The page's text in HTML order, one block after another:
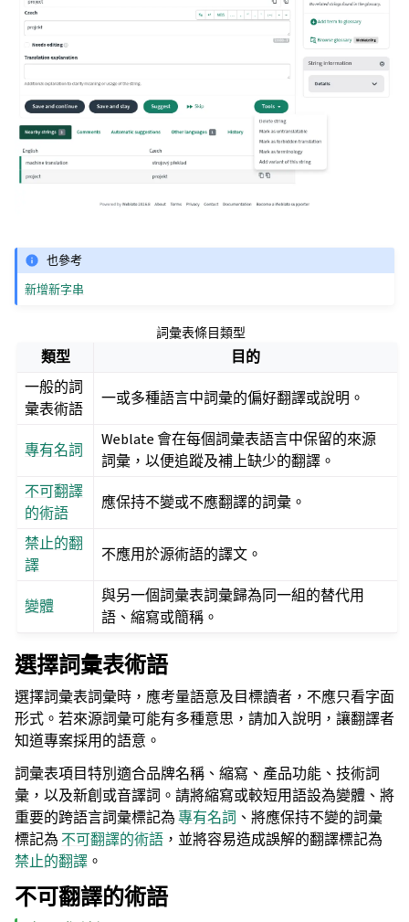
也參考
新增新字串
詞彙表條目類型
類型
目的
一般的詞
彙表術語
一或多種語言中詞彙的偏好翻譯或說明。
專有名詞
Weblate 會在每個詞彙表語言中保留的來源
詞彙，以便追蹤及補上缺少的翻譯。
不可翻譯
的術語
應保持不變或不應翻譯的詞彙。
禁止的翻
譯
不應用於源術語的譯文。
變體
與另一個詞彙表詞彙歸為同一組的替代用
語、縮寫或簡稱。
選擇詞彙表術語
選擇詞彙表詞彙時，應考量語意及目標讀者，不應只看字面
形式。若來源詞彙可能有多種意思，請加入說明，讓翻譯者
知道專案採用的語意。
詞彙表項目特別適合品牌名稱、縮寫、產品功能、技術詞
彙，以及新創或音譯詞。請將縮寫或較短用語設為變體、將
重要的跨語言詞彙標記為專有名詞 、將應保持不變的詞彙
標記為 不可翻譯的術語 ，並將容易造成誤解的翻譯標記為
禁止的翻譯 。
不可翻譯的術語